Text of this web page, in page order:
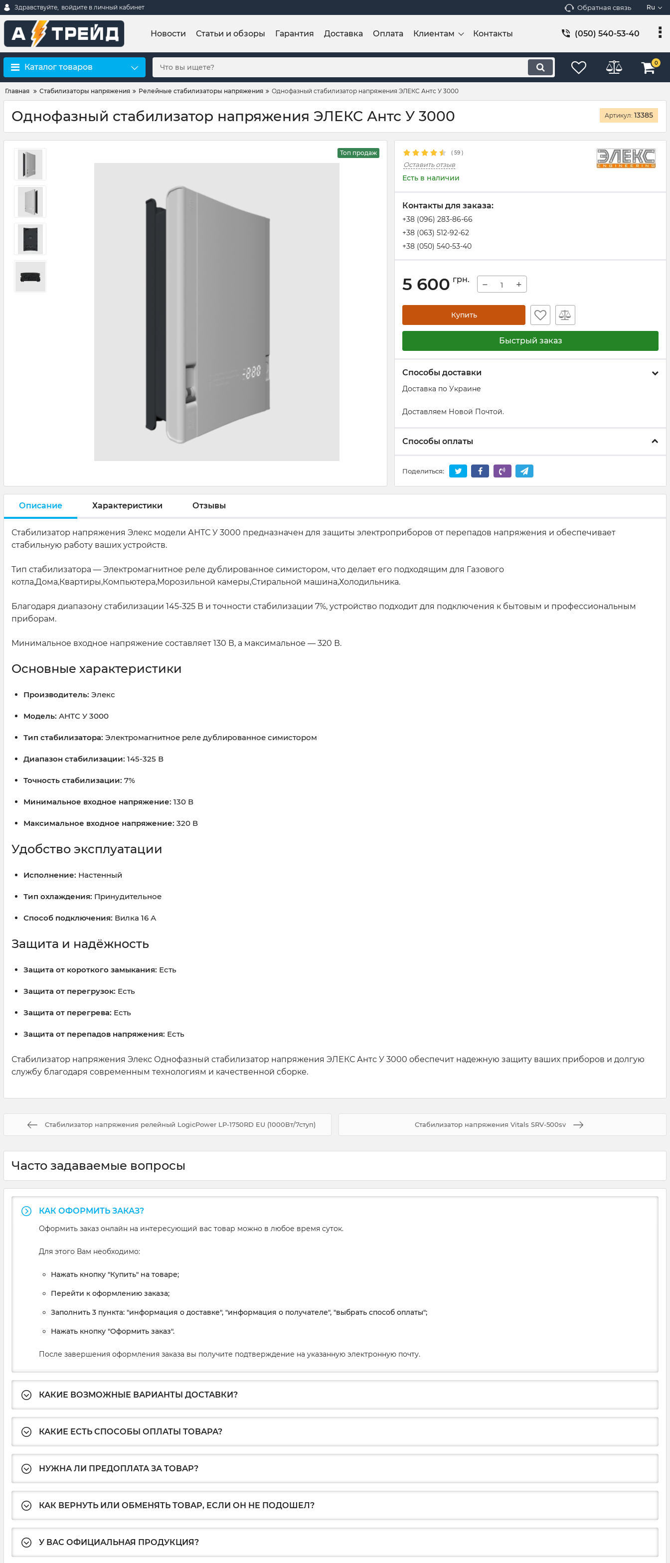
Здравствуйте, войдите в личный кабинет Обратная связь Ru
Новости Статьи и обзоры Гарантия Доставка Оплата Клиентам Контакты (050) 540-53-40
Каталог товаров 0
Главная Стабилизаторы напряжения Релейные стабилизаторы напряжения Однофазный стабилизатор напряжения ЭЛЕКС Антс У 3000
Однофазный стабилизатор напряжения ЭЛЕКС Антс У 3000 Артикул: 13385
Топ продаж ( 59 )
Оставить отзыв
Есть в наличии
Контакты для заказа:
+38 (096) 283-86-66
+38 (063) 512-92-62
+38 (050) 540-53-40
5 600 грн. − +
Купить
Быстрый заказ
Способы доставки
Доставка по Украине
Доставляем Новой Почтой.
Способы оплаты
Поделиться:
Описание Характеристики Отзывы
Стабилизатор напряжения Элекс модели АНТС У 3000 предназначен для защиты электроприборов от перепадов напряжения и обеспечивает
стабильную работу ваших устройств.
Тип стабилизатора — Электромагнитное реле дублированное симистором, что делает его подходящим для Газового
котла,Дома,Квартиры,Компьютера,Морозильной камеры,Стиральной машина,Холодильника.
Благодаря диапазону стабилизации 145-325 В и точности стабилизации 7%, устройство подходит для подключения к бытовым и профессиональным
приборам.
Минимальное входное напряжение составляет 130 В, а максимальное — 320 В.
Основные характеристики
Производитель: Элекс
Модель: АНТС У 3000
Тип стабилизатора: Электромагнитное реле дублированное симистором
Диапазон стабилизации: 145-325 В
Точность стабилизации: 7%
Минимальное входное напряжение: 130 В
Максимальное входное напряжение: 320 В
Удобство эксплуатации
Исполнение: Настенный
Тип охлаждения: Принудительное
Способ подключения: Вилка 16 А
Защита и надёжность
Защита от короткого замыкания: Есть
Защита от перегрузок: Есть
Защита от перегрева: Есть
Защита от перепадов напряжения: Есть
Стабилизатор напряжения Элекс Однофазный стабилизатор напряжения ЭЛЕКС Антс У 3000 обеспечит надежную защиту ваших приборов и долгую
службу благодаря современным технологиям и качественной сборке.
Стабилизатор напряжения релейный LogicPower LP-1750RD EU (1000Вт/7ступ) Стабилизатор напряжения Vitals SRV-500sv
Часто задаваемые вопросы
КАК ОФОРМИТЬ ЗАКАЗ?
Оформить заказ онлайн на интересующий вас товар можно в любое время суток.
Для этого Вам необходимо:
Нажать кнопку "Купить" на товаре;
Перейти к оформлению заказа;
Заполнить 3 пункта: "информация о доставке", "информация о получателе", "выбрать способ оплаты";
Нажать кнопку "Оформить заказ".
После завершения оформления заказа вы получите подтверждение на указанную электронную почту.
КАКИЕ ВОЗМОЖНЫЕ ВАРИАНТЫ ДОСТАВКИ?
КАКИЕ ЕСТЬ СПОСОБЫ ОПЛАТЫ ТОВАРА?
НУЖНА ЛИ ПРЕДОПЛАТА ЗА ТОВАР?
КАК ВЕРНУТЬ ИЛИ ОБМЕНЯТЬ ТОВАР, ЕСЛИ ОН НЕ ПОДОШЕЛ?
У ВАС ОФИЦИАЛЬНАЯ ПРОДУКЦИЯ?